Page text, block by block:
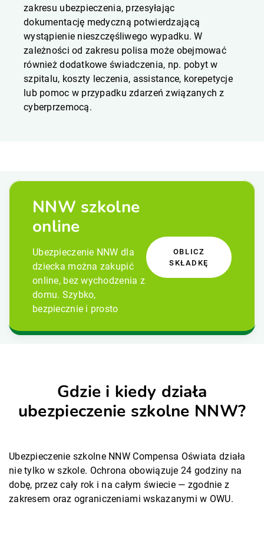
zakresu ubezpieczenia, przesyłając
dokumentację medyczną potwierdzającą
wystąpienie nieszczęśliwego wypadku. W
zależności od zakresu polisa może obejmować
również dodatkowe świadczenia, np. pobyt w
szpitalu, koszty leczenia, assistance, korepetycje
lub pomoc w przypadku zdarzeń związanych z
cyberprzemocą.
NNW szkolne
online
Ubezpieczenie NNW dla
dziecka można zakupić
online, bez wychodzenia z
domu. Szybko,
bezpiecznie i prosto
OBLICZ
SKŁADKĘ
Gdzie i kiedy działa
ubezpieczenie szkolne NNW?
Ubezpieczenie szkolne NNW Compensa Oświata działa
nie tylko w szkole. Ochrona obowiązuje 24 godziny na
dobę, przez cały rok i na całym świecie — zgodnie z
zakresem oraz ograniczeniami wskazanymi w OWU.